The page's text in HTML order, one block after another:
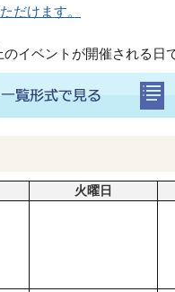
だけます。
イベントが開催される日
火曜日